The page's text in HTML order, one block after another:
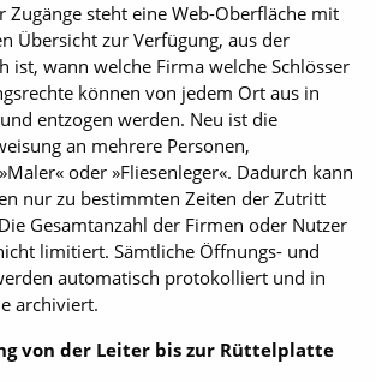
Zugänge steht eine Web-Oberfläche mit
Übersicht zur Verfügung, aus der
ist, wann welche Firma welche Schlösser
können von jedem Ort aus in
entzogen werden. Neu ist die
an mehrere Personen,
oder »Fliesenleger«. Dadurch kann
nur zu bestimmten Zeiten der Zutritt
Gesamtanzahl der Firmen oder Nutzer
limitiert. Sämtliche Öffnungs- und
automatisch protokolliert und in
archiviert.
von der Leiter bis zur Rüttelplatte